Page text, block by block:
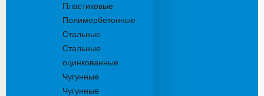
Пластиковые
Полимербетонные
Стальные
Стальные
оцинкованные
Чугунные
Чугунные